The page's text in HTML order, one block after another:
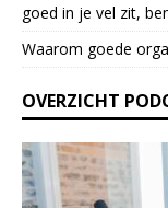
a
v
t
h
i
s
f
goed in je vel zit,
Waarom goede
OVERZICHT